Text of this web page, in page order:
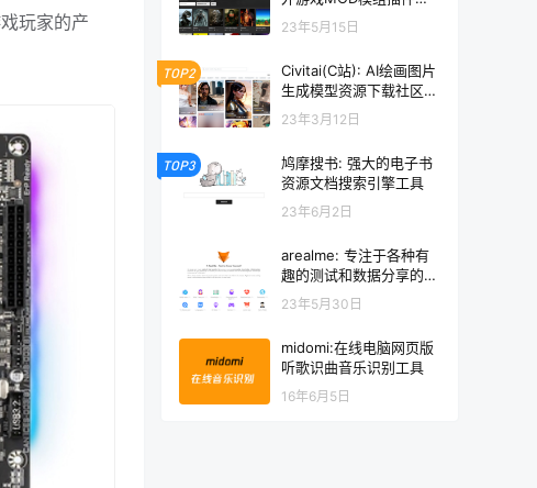
玩家的产
源下载网站
23年5月15日
TOP2
Civitai(C站): AI绘画图片
生成模型资源下载社区网
23年3月12日
TOP3
鸠摩搜书: 强大的电子书
资源文档搜索引擎工具
23年6月2日
arealme: 专注于各种有
趣的测试和数据分享的网
23年5月30日
midomi:在线电脑网页版
听歌识曲音乐识别工具
16年6月5日